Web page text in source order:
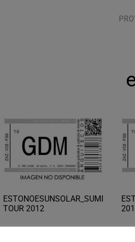
ESTONOESUNSOLAR_SUMMER
TOUR 2012